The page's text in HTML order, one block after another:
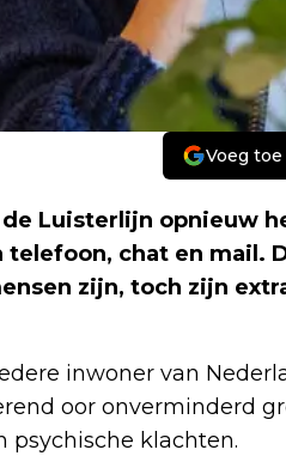
Voeg
Luisterlijn opnieuw
telefoon, chat en
zijn, toch zijn
inwoner van
oor onverminderd
psychische klachten.